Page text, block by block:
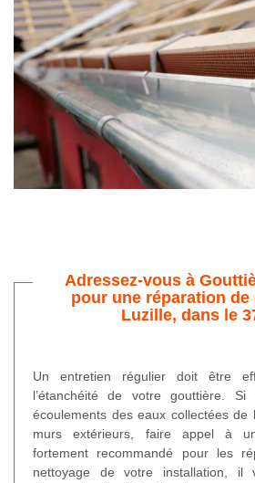
Adressez-vous à
pour une réparation de
Luzille, dans le
Un entretien régulier doit être
l’étanchéité de votre gouttière.
écoulements des eaux collectées
murs extérieurs, faire appel à
fortement recommandé pour les
nettoyage de votre installation, il